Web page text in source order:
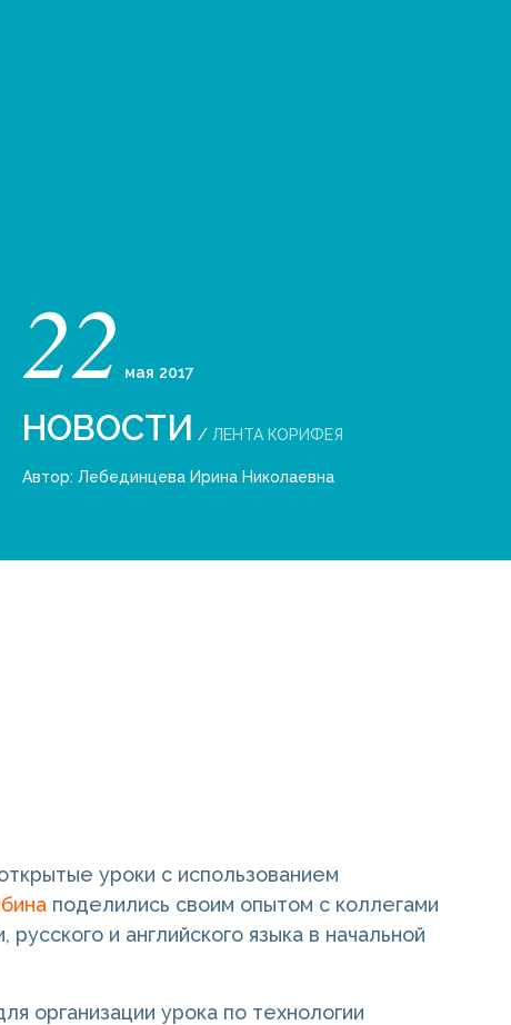
22 мая 2017
НОВОСТИ / ЛЕНТА КОРИФЕЯ
Автор: Лебединцева Ирина Николаевна
уроки с использованием
поделились своим опытом с коллегами
и английского языка в начальной
организации урока по технологии